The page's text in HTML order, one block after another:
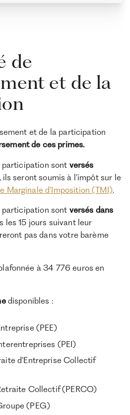
de
et de la
et de la participation
de ces primes.
sont versés
ils seront soumis à l’impôt sur le
Marginale d’Imposition (TMI).
participation sont versés dans
les 15 jours suivant leur
pas dans votre barème
à 34 776 euros en
disponibles :
(PEE)
(PEI)
d’Entreprise Collectif
Collectif (PERCO)
(PEG)